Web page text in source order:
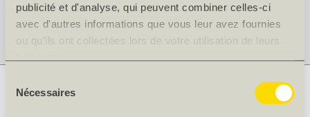
publicité et d'analyse, qui peuvent combiner celles-ci
avec d'autres informations que vous leur avez fournies
ou qu'ils ont collectées lors de votre utilisation de leurs
Nécessaires
Délai de livraison : pour une découpe soignée, nous avons
besoin d'un délai de livraison d'environ 2 à 3 jours ouvrables
INFORMATIONS SUR LE PRODUIT